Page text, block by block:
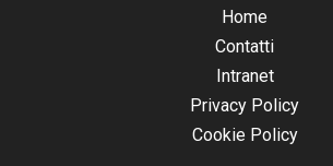
Home
Contatti
Intranet
Privacy Policy
Cookie Policy